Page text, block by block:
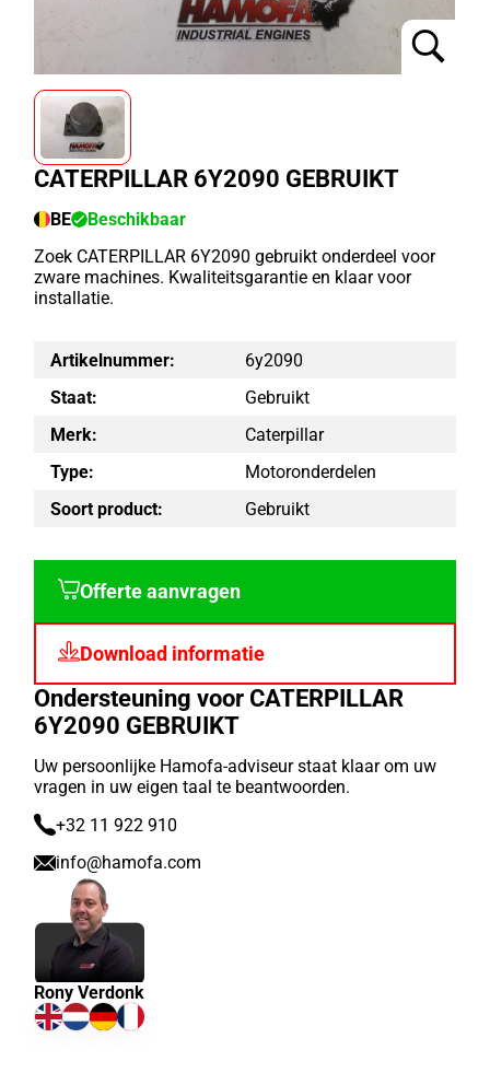
CATERPILLAR 6Y2090 GEBRUIKT
BE
Beschikbaar
Zoek CATERPILLAR 6Y2090 gebruikt onderdeel voor
zware machines. Kwaliteitsgarantie en klaar voor
installatie.
Artikelnummer:
6y2090
Staat:
Gebruikt
Merk:
Caterpillar
Type:
Motoronderdelen
Soort product:
Gebruikt
Offerte aanvragen
Download informatie
Ondersteuning voor CATERPILLAR
6Y2090 GEBRUIKT
Uw persoonlijke Hamofa-adviseur staat klaar om uw
vragen in uw eigen taal te beantwoorden.
+32 11 922 910
info@hamofa.com
Rony Verdonk